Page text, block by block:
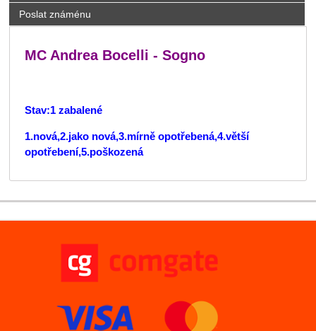
Poslat známénu
MC Andrea Bocelli - Sogno
Stav:1 zabalené
1.nová,2.jako nová,3.mírně opotřebená,4.větší
opotřebení,5.poškozená